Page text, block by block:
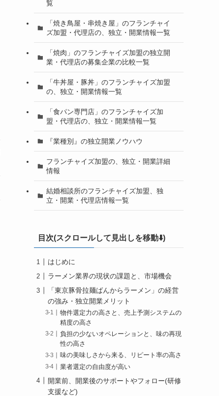
覧
「焼き鳥屋・串焼き屋」のフランチャイ
ズ加盟・代理店の、独立・開業情報一覧
「焼肉」のフランチャイズ加盟の独立開
業・代理店の募集企業の比較一覧
「牛丼屋・豚丼」のフランチャイズ加盟
の、独立・開業情報一覧
「食パン専門店」のフランチャイズ加
盟・代理店の、独立・開業情報一覧
『業種別』の独立開業ノウハウ
フランチャイズ加盟の、独立・開業詳細
情報
結婚相談所のフランチャイズ加盟、独
立・開業・代理店情報一覧
目次(スクロールして見出しを移動⬇️)
はじめに
ラーメン業界の現状の課題と、市場機会
「東京豚骨拉麺ばんからラーメン」の経営
の強み・独立開業メリット
物件選定力の高さと、売上予測システムの
精度の高さ
負担の少ないオペレーションと、味の再現
性の高さ
味の美味しさから来る、リピート率の高さ
業者選定の自由度が高い
開業前、開業後のサポートやフォロー(研修
支援など)